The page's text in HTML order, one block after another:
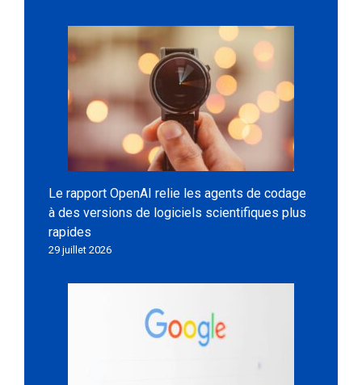
Le rapport OpenAI relie les agents de codage
à des versions de logiciels scientifiques plus
rapides
29 juillet 2026